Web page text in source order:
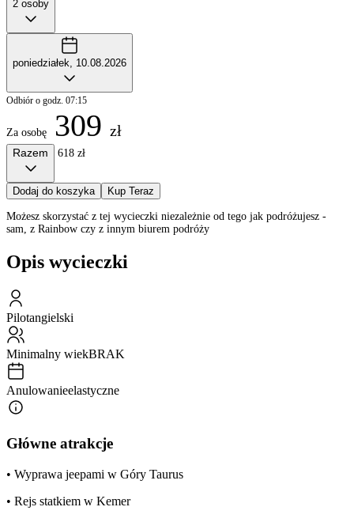
2 osoby
poniedziałek, 10.08.2026
Odbiór o godz. 07:15
Za osobę 309 zł
Razem 618 zł
Dodaj do koszyka Kup Teraz
Możesz skorzystać z tej wycieczki niezależnie od tego jak podróżujesz -
sam, z Rainbow czy z innym biurem podróży
Opis wycieczki
Pilotangielski
Minimalny wiekBRAK
Anulowanieelastyczne
Główne atrakcje
• Wyprawa jeepami w Góry Taurus
• Rejs statkiem w Kemer